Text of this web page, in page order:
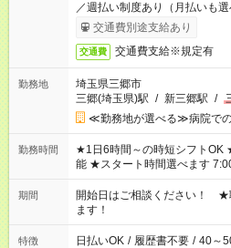
／週払い制度あり（月払いも
了次第のお支払いとなります。
交通費別途支給あり
交通費 交通費支給※規定有
勤務地
埼玉県三郷市
三郷(埼玉県)駅 / 新三郷駅 /
≪勤務地が選べる≫病院での
勤務時間
★1日6時間～の時短シフトOK ★もちろんフルタイムシフトも可
能 ★スタート時間選べます
20:00 など 残業なし！ ※Wワークの場合、他のお仕事と合わせ
週40時間超の就業はご案内で
間以上勤務は社会保険への加
（日雇い派遣の原則禁止）に
案内が難しい場合があります
期間
開始日はご相談ください！ ★
ます！
特徴 日払いOK / 履歴書不要 / 40～